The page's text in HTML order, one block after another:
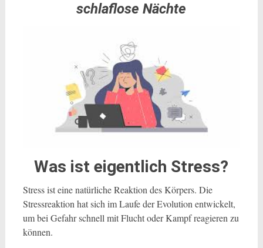
schlaflose Nächte
Was ist eigentlich Stress?
Stress ist eine natürliche Reaktion des Körpers. Die
Stressreaktion hat sich im Laufe der Evolution entwickelt,
um bei Gefahr schnell mit Flucht oder Kampf reagieren zu
können.